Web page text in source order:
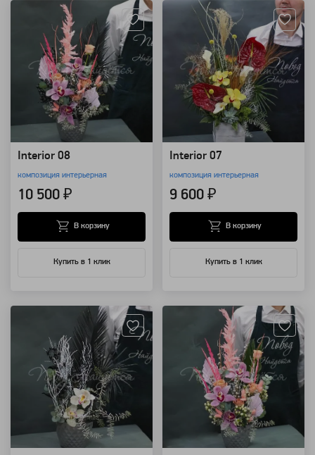
Interior 08
композиция интерьерная
10 500 ₽
Купить в 1 клик
В корзину
Interior 07
композиция интерьерная
9 600 ₽
Купить в 1 клик
В корзину